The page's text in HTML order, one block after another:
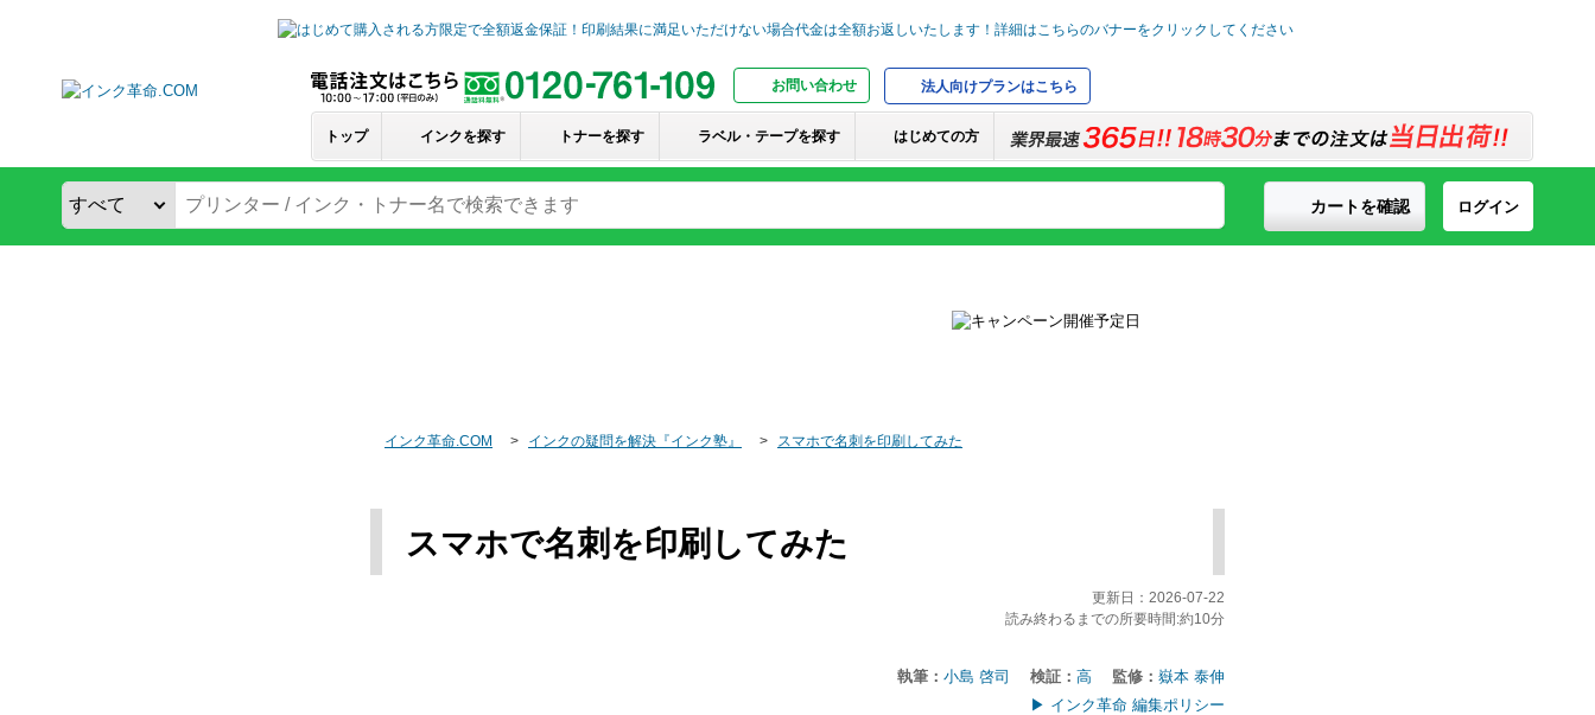
お問い合わせ 法人向けプランはこちら
トップ インクを探す トナーを探す ラベル・テープを探す はじめての方
ログイン
カートを確認
インク革命.COM インクの疑問を解決『インク塾』 スマホで名刺を印刷してみた
スマホで名刺を印刷してみた
更新日： 2026-07-22
読み終わるまでの所要時間:約10分
執筆： 小島 啓司 検証： 高 監修： 嶽本 泰伸
▶ インク革命 編集ポリシー